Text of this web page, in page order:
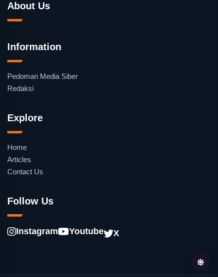
About Us
Information
Pedoman Media Siber
Redaksi
Explore
Home
Articles
Contact Us
Follow Us
Instagram Youtube X